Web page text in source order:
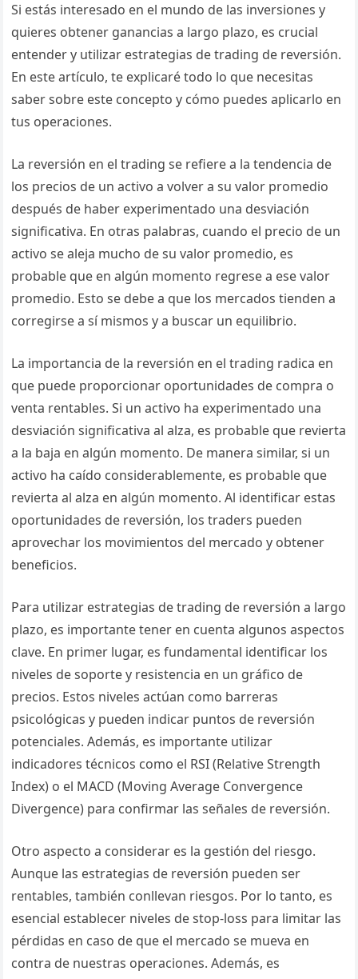
Si estás interesado en el mundo de las inversiones y
quieres obtener ganancias a largo plazo, es crucial
entender y utilizar estrategias de trading de reversión.
En este artículo, te explicaré todo lo que necesitas
saber sobre este concepto y cómo puedes aplicarlo en
tus operaciones.
La reversión en el trading se refiere a la tendencia de
los precios de un activo a volver a su valor promedio
después de haber experimentado una desviación
significativa. En otras palabras, cuando el precio de un
activo se aleja mucho de su valor promedio, es
probable que en algún momento regrese a ese valor
promedio. Esto se debe a que los mercados tienden a
corregirse a sí mismos y a buscar un equilibrio.
La importancia de la reversión en el trading radica en
que puede proporcionar oportunidades de compra o
venta rentables. Si un activo ha experimentado una
desviación significativa al alza, es probable que revierta
a la baja en algún momento. De manera similar, si un
activo ha caído considerablemente, es probable que
revierta al alza en algún momento. Al identificar estas
oportunidades de reversión, los traders pueden
aprovechar los movimientos del mercado y obtener
beneficios.
Para utilizar estrategias de trading de reversión a largo
plazo, es importante tener en cuenta algunos aspectos
clave. En primer lugar, es fundamental identificar los
niveles de soporte y resistencia en un gráfico de
precios. Estos niveles actúan como barreras
psicológicas y pueden indicar puntos de reversión
potenciales. Además, es importante utilizar
indicadores técnicos como el RSI (Relative Strength
Index) o el MACD (Moving Average Convergence
Divergence) para confirmar las señales de reversión.
Otro aspecto a considerar es la gestión del riesgo.
Aunque las estrategias de reversión pueden ser
rentables, también conllevan riesgos. Por lo tanto, es
esencial establecer niveles de stop-loss para limitar las
pérdidas en caso de que el mercado se mueva en
contra de nuestras operaciones. Además, es